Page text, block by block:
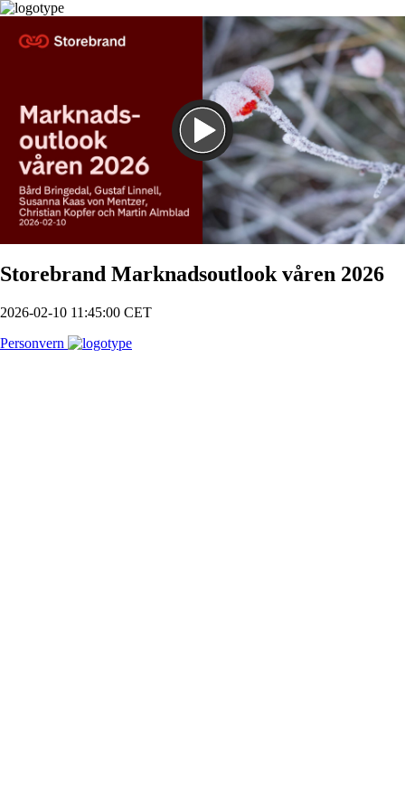
Spill
Storebrand Marknadsoutlook våren 2026
2026-02-10 11:45:00 CET
Personvern